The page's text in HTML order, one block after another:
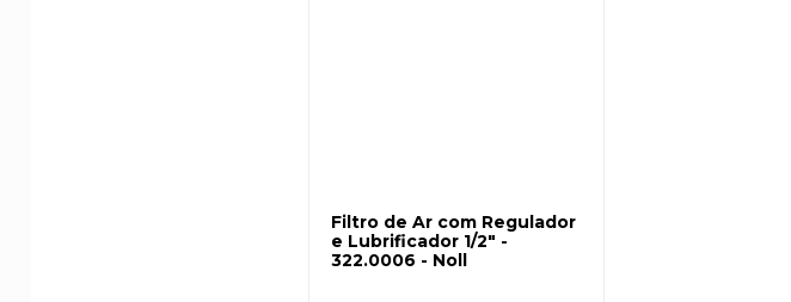
Filtro de Ar com Regulador
e Lubrificador 1/2" -
322.0006 - Noll